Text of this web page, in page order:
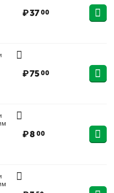
₽3700
₽7500
₽800